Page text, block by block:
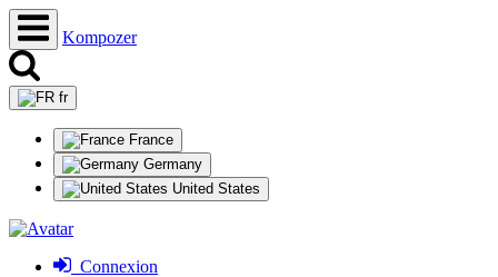
Kompozer
fr
France
Germany
United States
Connexion